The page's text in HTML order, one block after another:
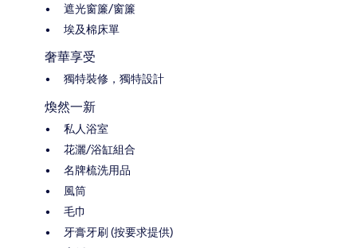
遮光窗簾/窗簾
埃及棉床單
奢華享受
獨特裝修，獨特設計
煥然一新
私人浴室
花灑/浴缸組合
名牌梳洗用品
風筒
毛巾
牙膏牙刷 (按要求提供)